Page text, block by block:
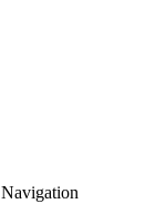
Navigation